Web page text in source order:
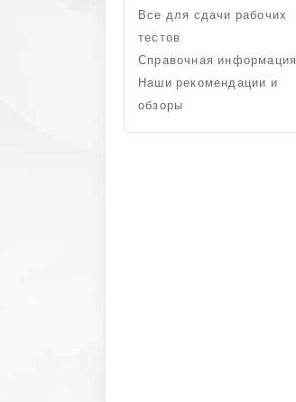
Все для сдачи рабочих
тестов
Справочная информация
Наши рекомендации и
обзоры